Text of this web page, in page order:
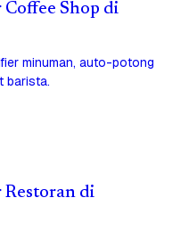
Coffee Shop di
minuman, auto-potong
barista.
Restoran di